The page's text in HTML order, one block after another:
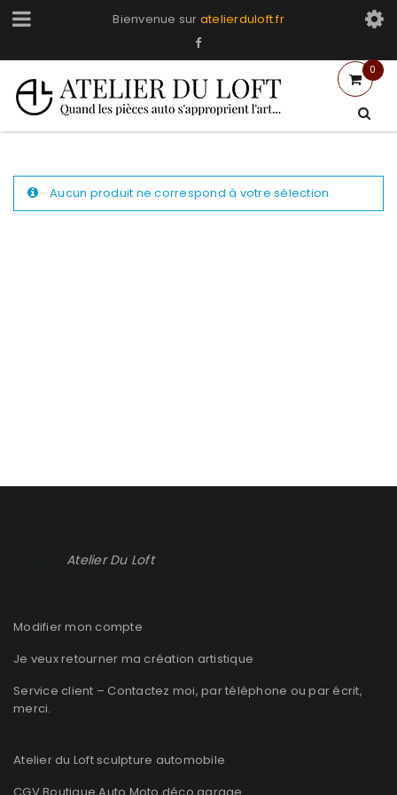
Bienvenue sur atelierduloft.fr
0
Aucun produit ne correspond à votre sélection.
Atelier Du Loft
Modifier mon compte
Je veux retourner ma création artistique
Service client – Contactez moi, par téléphone ou par écrit,
merci.
Atelier du Loft sculpture automobile